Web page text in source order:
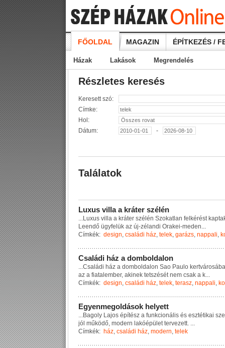
FŐOLDAL MAGAZIN ÉPÍTKEZÉS /
Házak Lakások Megrendelés
Részletes keresés
Keresett szó:
Címke:
Hol:
Dátum:
-
Találatok
Luxus villa a kráter szélén
...Luxus vi a a kráter szé én Szokatlan fe kérést kapta
Leendő ügyfe ü k az új-zé andi Orakei-meden...
Címkék: design, családi ház, telek, garázs, nappali,
Családi ház a domboldalon
...Csa ádi ház a dombo da on Sao Pau o kertvárosába
az a fiata ember, akine k tetszését nem csak a k...
Címkék: design, családi ház, telek, terasz, nappali,
Egyenmegoldások helyett
...Bago y Lajos építész a fun kcioná is és esztéti kai sze
jó mű ködő, modern akóépü et tervezett. ...
Címkék: ház, családi ház, modern, telek